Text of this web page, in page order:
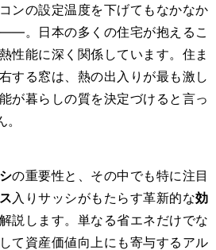
ンの設定温度を下げてもなかなか
。日本の多くの住宅が抱えるこ
性能に深く関係しています。住ま
する窓は、熱の出入りが最も激し
が暮らしの質を決定づけると言っ
の重要性と、その中でも特に注目
入りサッシがもたらす革新的な効
説します。単なる省エネだけでな
て資産価値向上にも寄与するアル